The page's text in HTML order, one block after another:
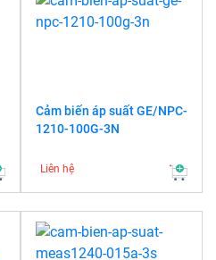
Cảm biến áp suất GE/NPC-
1210-100G-3N
Liên hệ